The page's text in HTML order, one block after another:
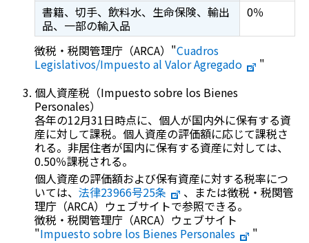
書籍、切手、飲料水、生命保険、輸出
品、一部の輸入品
0％
徴税・税関管理庁（ARCA）"Cuadros
Legislativos/Impuesto al Valor Agregado
"
個人資産税（Impuesto sobre los Bienes
Personales）
各年の12月31日時点に、個人が国内外に保有する資
産に対して課税。個人資産の評価額に応じて課税さ
れる。非居住者が国内に保有する資産に対しては、
0.50％課税される。
個人資産の評価額および保有資産に対する税率につ
いては、 法律23966号25条
、または徴税・税関管
理庁（ARCA）ウェブサイトで参照できる。
徴税・税関管理庁（ARCA）ウェブサイト
"Impuesto sobre los Bienes Personales
"